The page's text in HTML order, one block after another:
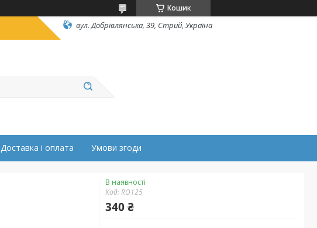
Кошик
вул. Добрівлянська, 39, Стрий, Україна
Доставка і оплата Умови згоди
В наявності
Код:RO125
340 ₴